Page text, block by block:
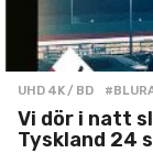
UHD 4K / BD
Vi dör i natt
Tyskland 24